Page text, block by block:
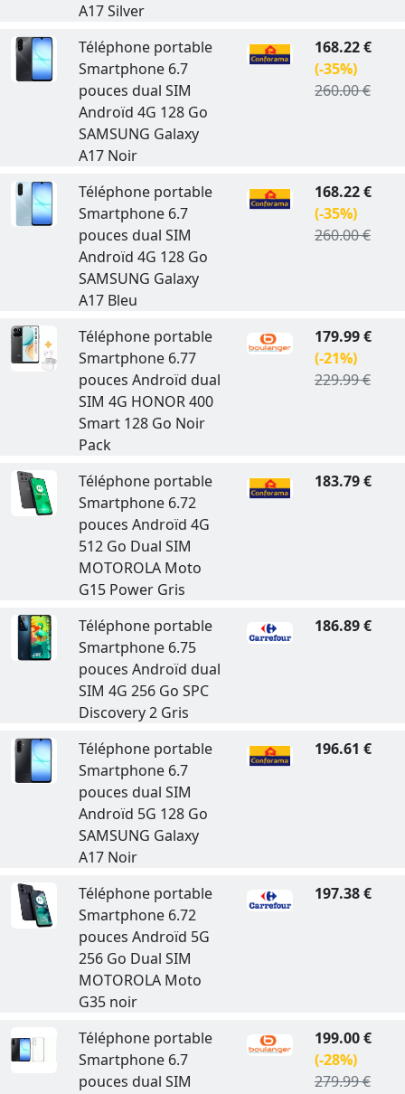
A17 Silver
Téléphone portable
Smartphone 6.7
pouces dual SIM
Androïd 4G 128 Go
SAMSUNG Galaxy
A17 Noir
168.22 €
(-35%)
260.00 €
Téléphone portable
Smartphone 6.7
pouces dual SIM
Androïd 4G 128 Go
SAMSUNG Galaxy
A17 Bleu
168.22 €
(-35%)
260.00 €
Téléphone portable
Smartphone 6.77
pouces Androïd dual
SIM 4G HONOR 400
Smart 128 Go Noir
Pack
179.99 €
(-21%)
229.99 €
Téléphone portable
Smartphone 6.72
pouces Androïd 4G
512 Go Dual SIM
MOTOROLA Moto
G15 Power Gris
183.79 €
Téléphone portable
Smartphone 6.75
pouces Androïd dual
SIM 4G 256 Go SPC
Discovery 2 Gris
186.89 €
Téléphone portable
Smartphone 6.7
pouces dual SIM
Androïd 5G 128 Go
SAMSUNG Galaxy
A17 Noir
196.61 €
Téléphone portable
Smartphone 6.72
pouces Androïd 5G
256 Go Dual SIM
MOTOROLA Moto
G35 noir
197.38 €
Téléphone portable
Smartphone 6.7
pouces dual SIM
199.00 €
(-28%)
279.99 €